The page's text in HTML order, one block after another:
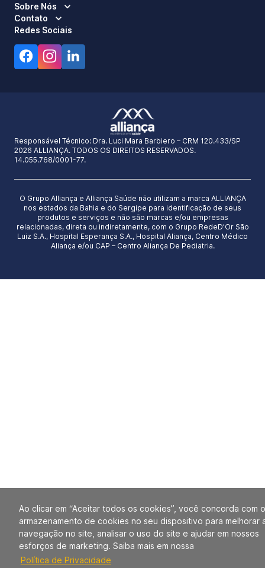
Ao clicar em “Aceitar todos os cookies”, você concorda com o
armazenamento de cookies no seu dispositivo para melhorar
navegação no site, analisar o uso do site e ajudar em nossos
esforços de marketing. Saiba mais em nossa
Política de Privacidade
Sobre Nós
Contato
Redes Sociais
Responsável Técnico: Dra. Luci Mara Barbiero – CRM 120.433/SP
2026 ALLIANÇA. TODOS OS DIREITOS RESERVADOS.
14.055.768/0001-77.
O Grupo Alliança e Alliança Saúde não utilizam a marca ALLIANÇA
nos estados da Bahia e do Sergipe para identificação de seus
produtos e serviços e não são marcas e/ou empresas
relacionadas, direta ou indiretamente, com o Grupo RedeD’Or São
Luiz S.A., Hospital Esperança S.A., Hospital Aliança, Centro Médico
Aliança e/ou CAP – Centro Aliança De Pediatria.